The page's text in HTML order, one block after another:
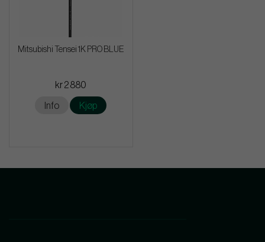
Mitsubishi Tensei 1K PRO BLUE
kr 2 880
Info Kjøp